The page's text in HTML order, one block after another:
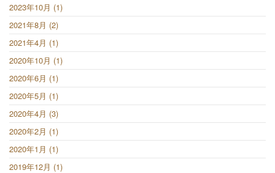
2023年10月 (1)
2021年8月 (2)
2021年4月 (1)
2020年10月 (1)
2020年6月 (1)
2020年5月 (1)
2020年4月 (3)
2020年2月 (1)
2020年1月 (1)
2019年12月 (1)